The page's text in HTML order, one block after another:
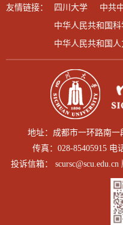
友情链接： 四川大学 中共
中华人民共和国
中华人民共和国
地址：成都市一环路南一
传真：028-85405915 电
投诉信箱：